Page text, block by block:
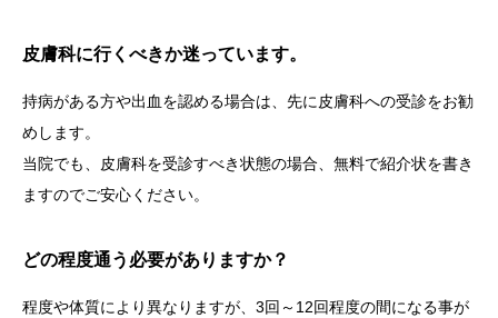
皮膚科に行くべきか迷っています。
持病がある方や出血を認める場合は、先に皮膚科への受診をお勧
めします。
当院でも、皮膚科を受診すべき状態の場合、 無料で紹介状を書き
ますのでご安心ください。
どの程度通う必要がありますか？
程度や体質により異なりますが、 3回～12回程度の間になる事が